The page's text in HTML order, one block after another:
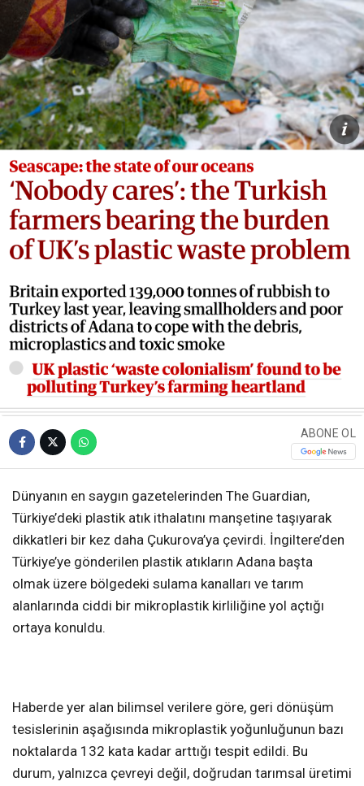
ABONE OL
Dünyanın en saygın gazetelerinden The Guardian,
Türkiye’deki plastik atık ithalatını manşetine taşıyarak
dikkatleri bir kez daha Çukurova’ya çevirdi. İngiltere’den
Türkiye’ye gönderilen plastik atıkların Adana başta
olmak üzere bölgedeki sulama kanalları ve tarım
alanlarında ciddi bir mikroplastik kirliliğine yol açtığı
ortaya konuldu.
Haberde yer alan bilimsel verilere göre, geri dönüşüm
tesislerinin aşağısında mikroplastik yoğunluğunun bazı
noktalarda 132 kata kadar arttığı tespit edildi. Bu
durum, yalnızca çevreyi değil, doğrudan tarımsal üretimi